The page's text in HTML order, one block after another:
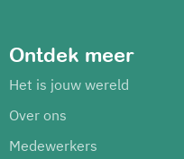
Ontdek meer
Het is jouw wereld
Over ons
Medewerkers